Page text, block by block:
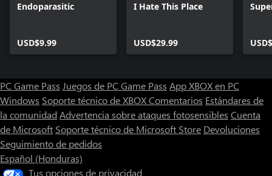
Endoparasitic
USD$9.99
I Hate This Place
USD$29.99
PC Game Pass Juegos de PC Game Pass App XBOX en PC
Windows Soporte técnico de XBOXComentarios Estándares de
la comunidad Advertencia sobre ataques fotosensibles Cuenta
de Microsoft Soporte técnico de Microsoft Store Devoluciones
Seguimiento de pedidos
Español (Honduras)
Tus opciones de privacidad